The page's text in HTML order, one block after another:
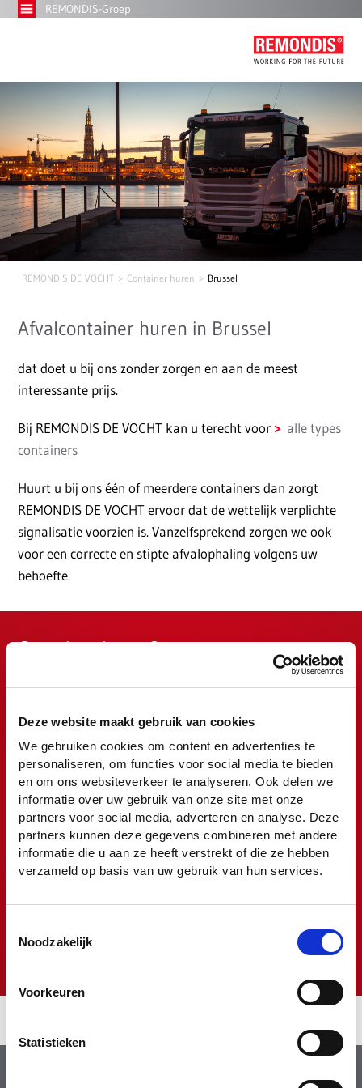
Deze website maakt gebruik van cookies
We gebruiken cookies om content en advertenties te
personaliseren, om functies voor social media te bieden
en om ons websiteverkeer te analyseren. Ook delen we
informatie over uw gebruik van onze site met onze
partners voor social media, adverteren en analyse. Deze
partners kunnen deze gegevens combineren met andere
informatie die u aan ze heeft verstrekt of die ze hebben
verzameld op basis van uw gebruik van hun services.
Noodzakelijk
Voorkeuren
Statistieken
REMONDIS-Groep
REMONDIS DE VOCHT Container huren Brussel
Afvalcontainer huren in Brussel
dat doet u bij ons zonder zorgen en aan de meest
interessante prijs.
Bij REMONDIS DE VOCHT kan u terecht voor
alle types
containers
Huurt u bij ons één of meerdere containers dan zorgt
REMONDIS DE VOCHT ervoor dat de wettelijk verplichte
signalisatie voorzien is. Vanzelfsprekend zorgen we ook
voor een correcte en stipte afvalophaling volgens uw
behoefte.
Container huren?
Ontdek hier ons volledige aanbod ook voor uw gemeente